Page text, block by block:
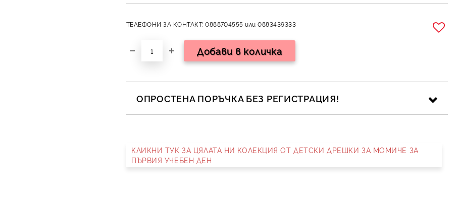
ТЕЛЕФОНИ ЗА КОНТАКТ: 0888704555 или 0883439333
ОПРОСТЕНА ПОРЪЧКА БЕЗ РЕГИСТРАЦИЯ!
Съгласен съм сПолитика за личните данни
Ние ще се свържем с вас в рамките на работния ден.
КЛИКНИ ТУК ЗА ЦЯЛАТА НИ КОЛЕКЦИЯ ОТ ДЕТСКИ ДРЕШКИ ЗА МОМИЧЕ ЗА
ПЪРВИЯ УЧЕБЕН ДЕН